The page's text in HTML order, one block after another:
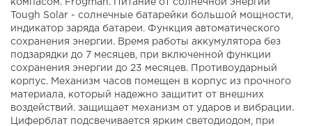
компасом. Frogman. Питание от солнечной энергии
Tough Solar - солнечные батарейки большой мощности,
индикатор заряда батареи. Функция автоматического
сохранения энергии. Время работы аккумулятора без
подзарядки до 7 месяцев, при включенной функции
сохранения энергии до 23 месяцев. Противоударный
корпус. Механизм часов помещен в корпус из прочного
материала, который надежно защитит от внешних
воздействий. защищает механизм от ударов и вибрации.
Циферблат подсвечивается ярким светодиодом, при